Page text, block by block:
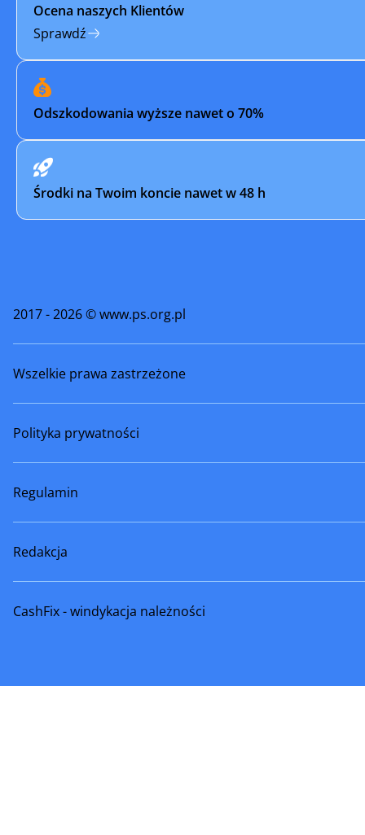
Trzebinia
Wieliczka Wojnicz
Zator Żabno
Ocena naszych Klientów
Sprawdź
Odszkodowania wyższe nawet o 70%
Środki na Twoim koncie nawet w 48 h
2017 - 2026 © www.ps.org.pl
Wszelkie prawa zastrzeżone
Polityka prywatności
Regulamin
Redakcja
CashFix - windykacja należności